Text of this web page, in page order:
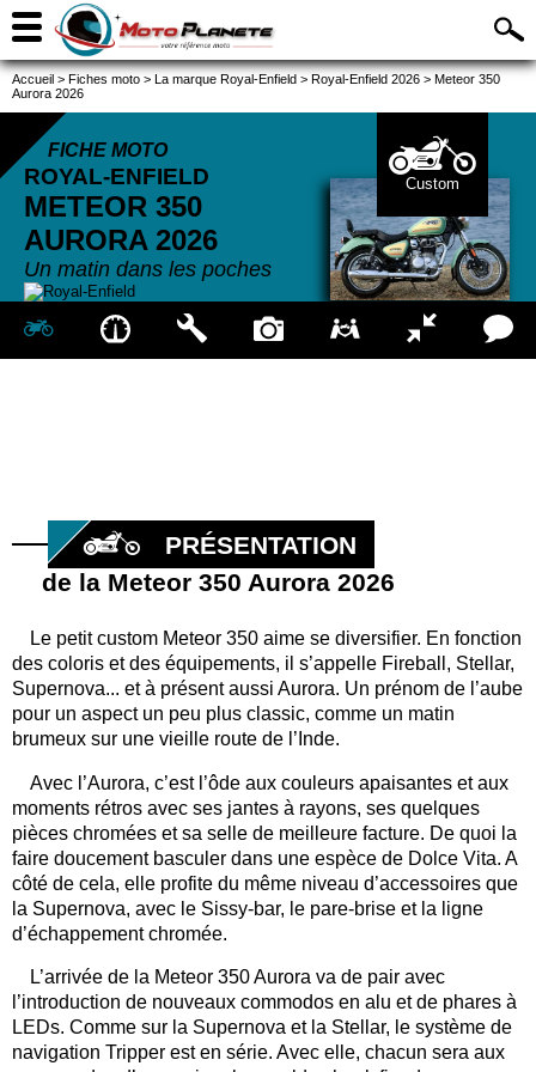
Accueil > Fiches moto > La marque Royal-Enfield > Royal-Enfield 2026 > Meteor 350
Aurora 2026
FICHE MOTO
ROYAL-ENFIELD
METEOR 350
AURORA 2026
Un matin dans les poches
Custom
PRÉSENTATION
de la Meteor 350 Aurora 2026
Le petit custom Meteor 350 aime se diversifier. En fonction
des coloris et des équipements, il s’appelle Fireball, Stellar,
Supernova... et à présent aussi Aurora. Un prénom de l’aube
pour un aspect un peu plus classic, comme un matin
brumeux sur une vieille route de l’Inde.
Avec l’Aurora, c’est l’ôde aux couleurs apaisantes et aux
moments rétros avec ses jantes à rayons, ses quelques
pièces chromées et sa selle de meilleure facture. De quoi la
faire doucement basculer dans une espèce de Dolce Vita. A
côté de cela, elle profite du même niveau d’accessoires que
la Supernova, avec le Sissy-bar, le pare-brise et la ligne
d’échappement chromée.
L’arrivée de la Meteor 350 Aurora va de pair avec
l’introduction de nouveaux commodos en alu et de phares à
LEDs. Comme sur la Supernova et la Stellar, le système de
navigation Tripper est en série. Avec elle, chacun sera aux